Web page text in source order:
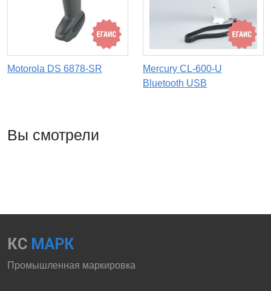
Motorola DS 6878-SR
Mercury CL-600-U
Bluetooth USB
Вы смотрели
КС МАРК
Промышленная маркировка